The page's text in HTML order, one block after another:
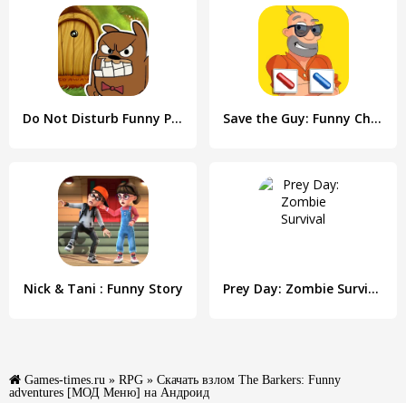
Do Not Disturb Funny Prankster Save the Guy: Funny Choice
Nick & Tani : Funny Story Prey Day: Zombie Survival
Games-times.ru » RPG » Скачать взлом The Barkers: Funny
adventures [МОД Меню] на Андроид